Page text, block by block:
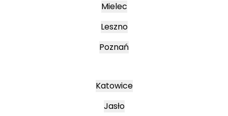
Mielec
Leszno
Poznań
Katowice
Jasło